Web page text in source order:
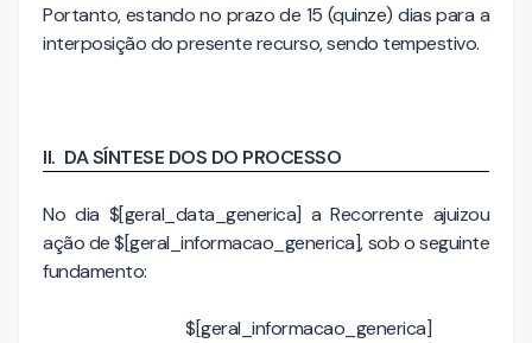
Portanto, estando no prazo de 15 (quinze) dias para a
interposição do presente recurso, sendo tempestivo.
II. DA SÍNTESE DOS DO PROCESSO
No dia $[geral_data_generica] a Recorrente ajuizou
ação de $[geral_informacao_generica], sob o seguinte
fundamento:
$[geral_informacao_generica]